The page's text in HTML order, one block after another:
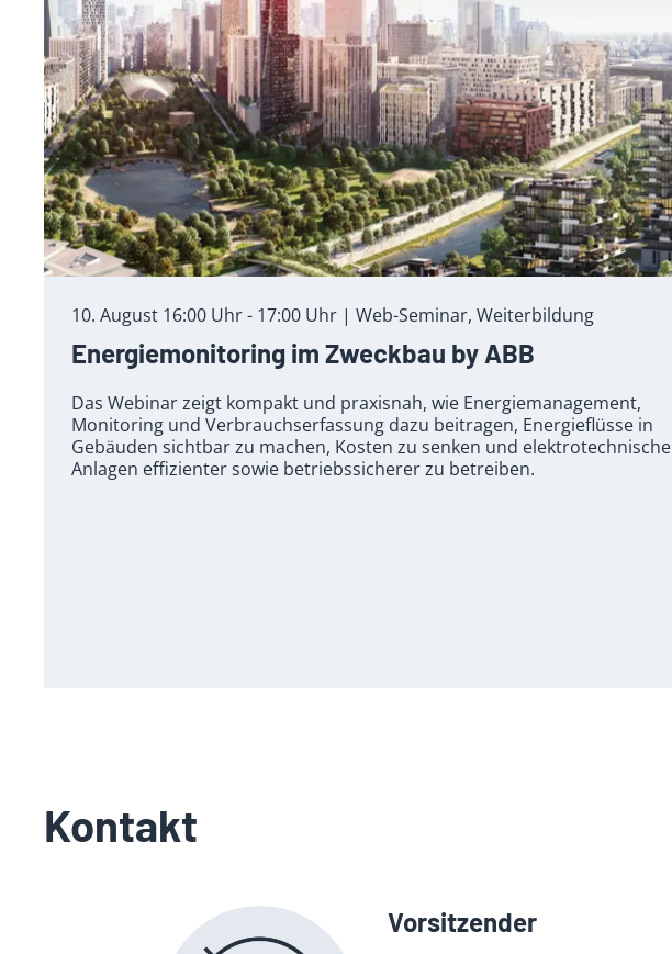
10. August 16:00 Uhr - 17:00 Uhr | Web-Seminar, Weiterbildung
Energiemonitoring im Zweckbau by ABB
Das Webinar zeigt kompakt und praxisnah, wie Energiemanagement,
Monitoring und Verbrauchserfassung dazu beitragen, Energieflüsse in
Gebäuden sichtbar zu machen, Kosten zu senken und elektrotechnische
Anlagen effizienter sowie betriebssicherer zu betreiben.
Kontakt
Vorsitzender